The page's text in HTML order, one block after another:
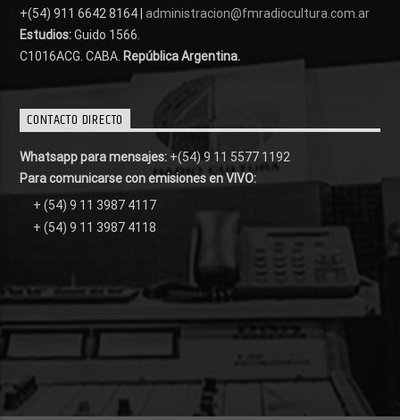
+(54) 911 6642 8164 | administracion@fmradiocultura.com.ar
Estudios:Guido 1566.
C1016ACG . CABA. República Argentina.
CONTACTO DIRECTO
Whatsapp para mensajes: +(54) 9 11 5577 1192
Para comunicarse con emisiones en VIVO:
+ (54) 9 11 3987 4117
+ (54) 9 11 3987 4118